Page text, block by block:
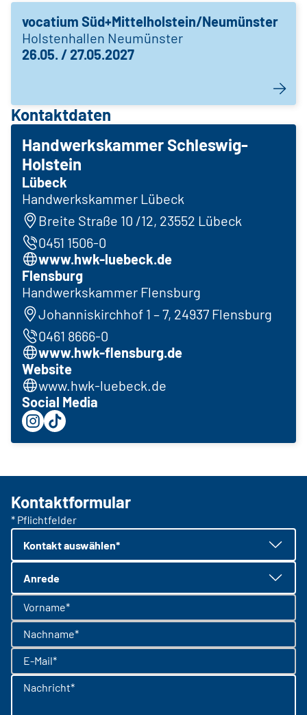
vocatium Süd+Mittelholstein/Neumünster
Holstenhallen Neumünster
26.05. / 27.05.2027
Kontaktdaten
Handwerkskammer Schleswig-
Holstein
Lübeck
Handwerkskammer Lübeck
Breite Straße 10 /12, 23552 Lübeck
0451 1506-0
www.hwk-luebeck.de
Flensburg
Handwerkskammer Flensburg
Johanniskirchhof 1 – 7, 24937 Flensburg
0461 8666-0
www.hwk-flensburg.de
Website
www.hwk-luebeck.de
Social Media
Kontaktformular
* Pflichtfelder
Kontakt auswählen*
Anrede
Vorname*
Nachname*
E-Mail*
Nachricht*